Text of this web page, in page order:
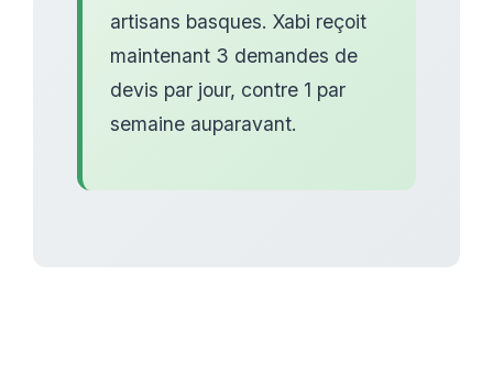
artisans basques. Xabi reçoit
maintenant 3 demandes de
devis par jour, contre 1 par
semaine auparavant.